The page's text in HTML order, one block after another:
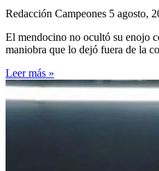
Redacción Campeones 5 agosto,
El mendocino no ocultó su enojo
maniobra que lo dejó fuera de la
Leer más »